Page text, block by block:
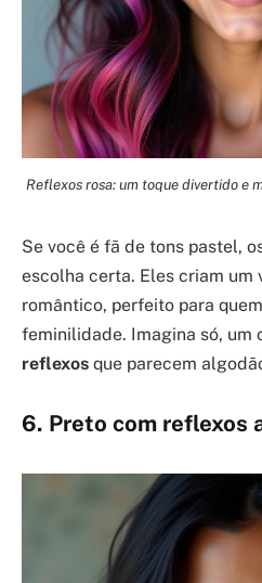
Reflexos rosa: um toque divertido e
Se você é fã de tons pastel,
escolha certa. Eles criam um
romântico, perfeito para
feminilidade. Imagina só, um
reflexos que parecem
6. Preto com reflexos